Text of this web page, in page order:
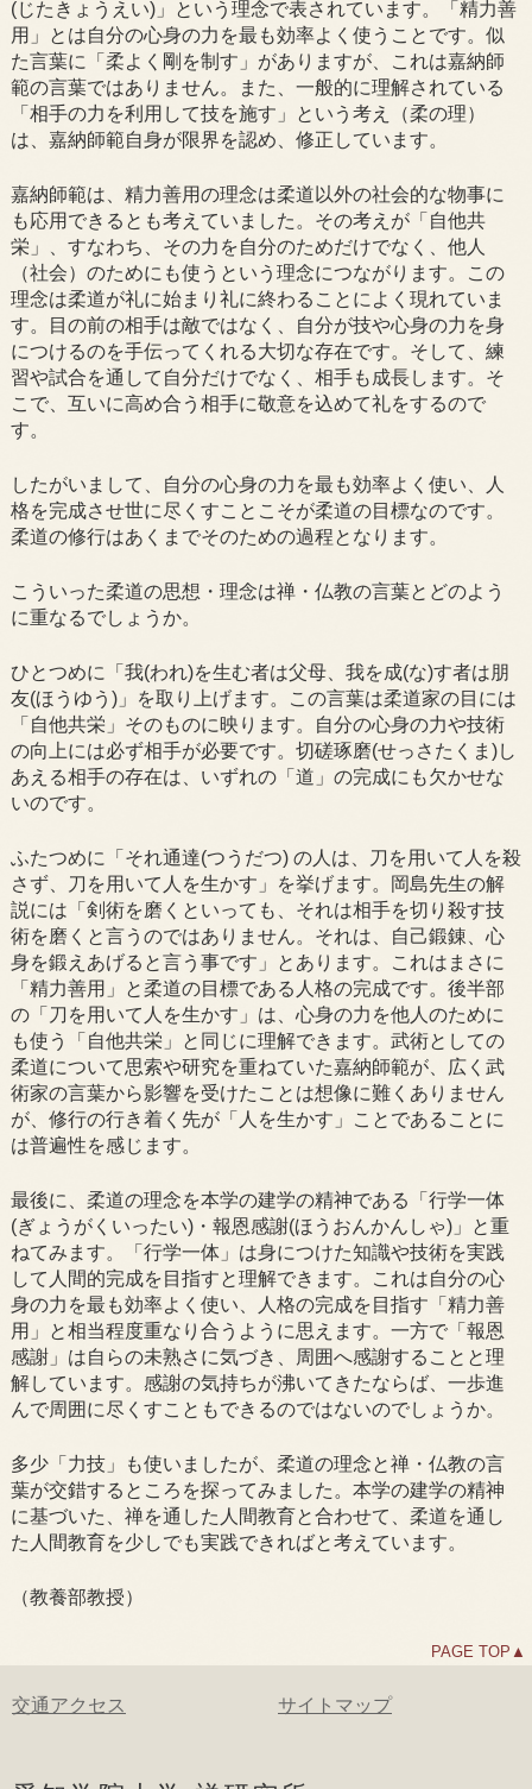
(じたきょうえい)」という理念で表されています。「精力善
用」とは自分の心身の力を最も効率よく使うことです。似
た言葉に「柔よく剛を制す」がありますが、これは嘉納師
範の言葉ではありません。また、一般的に理解されている
「相手の力を利用して技を施す」という考え（柔の理）
は、嘉納師範自身が限界を認め、修正しています。
嘉納師範は、精力善用の理念は柔道以外の社会的な物事に
も応用できるとも考えていました。その考えが「自他共
栄」、すなわち、その力を自分のためだけでなく、他人
（社会）のためにも使うという理念につながります。この
理念は柔道が礼に始まり礼に終わることによく現れていま
す。目の前の相手は敵ではなく、自分が技や心身の力を身
につけるのを手伝ってくれる大切な存在です。そして、練
習や試合を通して自分だけでなく、相手も成長します。そ
こで、互いに高め合う相手に敬意を込めて礼をするので
す。
したがいまして、自分の心身の力を最も効率よく使い、人
格を完成させ世に尽くすことこそが柔道の目標なのです。
柔道の修行はあくまでそのための過程となります。
こういった柔道の思想・理念は禅・仏教の言葉とどのよう
に重なるでしょうか。
ひとつめに「我(われ)を生む者は父母、我を成(な)す者は朋
友(ほうゆう)」を取り上げます。この言葉は柔道家の目には
「自他共栄」そのものに映ります。自分の心身の力や技術
の向上には必ず相手が必要です。切磋琢磨(せっさたくま)し
あえる相手の存在は、いずれの「道」の完成にも欠かせな
いのです。
ふたつめに「それ通達(つうだつ) の人は、刀を用いて人を殺
さず、刀を用いて人を生かす」を挙げます。岡島先生の解
説には「剣術を磨くといっても、それは相手を切り殺す技
術を磨くと言うのではありません。それは、自己鍛錬、心
身を鍛えあげると言う事です」とあります。これはまさに
「精力善用」と柔道の目標である人格の完成です。後半部
の「刀を用いて人を生かす」は、心身の力を他人のために
も使う「自他共栄」と同じに理解できます。武術としての
柔道について思索や研究を重ねていた嘉納師範が、広く武
術家の言葉から影響を受けたことは想像に難くありません
が、修行の行き着く先が「人を生かす」ことであることに
は普遍性を感じます。
最後に、柔道の理念を本学の建学の精神である「行学一体
(ぎょうがくいったい)・報恩感謝(ほうおんかんしゃ)」と重
ねてみます。「行学一体」は身につけた知識や技術を実践
して人間的完成を目指すと理解できます。これは自分の心
身の力を最も効率よく使い、人格の完成を目指す「精力善
用」と相当程度重なり合うように思えます。一方で「報恩
感謝」は自らの未熟さに気づき、周囲へ感謝することと理
解しています。感謝の気持ちが沸いてきたならば、一歩進
んで周囲に尽くすこともできるのではないのでしょうか。
多少「力技」も使いましたが、柔道の理念と禅・仏教の言
葉が交錯するところを探ってみました。本学の建学の精神
に基づいた、禅を通した人間教育と合わせて、柔道を通し
た人間教育を少しでも実践できればと考えています。
（教養部教授）
PAGE TOP▲
交通アクセス サイトマップ